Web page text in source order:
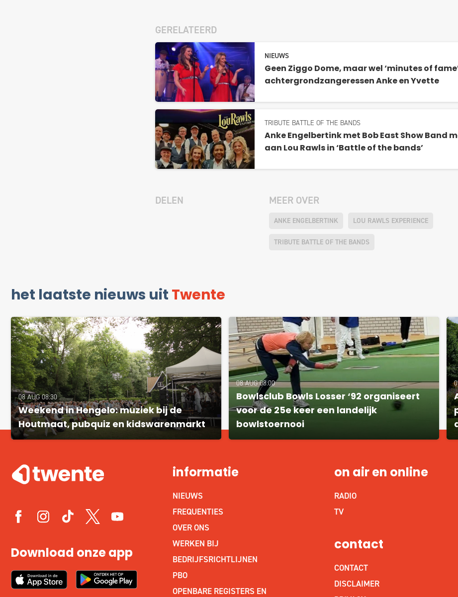
GERELATEERD
NIEUWS
Geen Ziggo Dome, maar wel ‘minutes of
achtergrondzangeressen Anke en Yvette
TRIBUTE BATTLE OF THE BANDS
Anke Engelbertink met Bob East Show Band
aan Lou Rawls in ‘Battle of the bands’
DELEN MEER OVER
ANKE ENGELBERTINK LOU RAWLS EXPERIENCE
TRIBUTE BATTLE OF THE BANDS
het laatste nieuws uit Twente
08 AUG 08:30
Weekend in Hengelo: muziek bij de
Houtmaat, pubquiz en kidswarenmarkt
08 AUG 08:00
Bowlsclub Bowls Losser ‘92 organiseert
voor de 25e keer een landelijk
bowlstoernooi
Download onze app
informatie
NIEUWS
FREQUENTIES
OVER ONS
WERKEN BIJ
BEDRIJFSRICHTLIJNEN
PBO
OPENBARE REGISTERS EN
on air en online
RADIO
TV
contact
CONTACT
DISCLAIMER